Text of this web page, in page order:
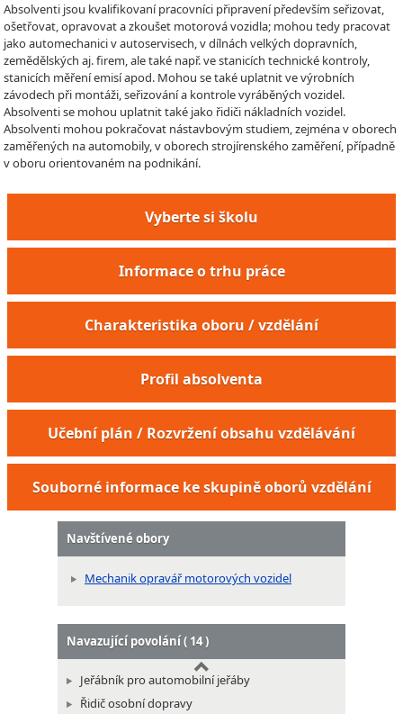
Absolventi jsou kvalifikovaní pracovníci připravení především seřizovat,
ošetřovat, opravovat a zkoušet motorová vozidla; mohou tedy pracovat
jako automechanici v autoservisech, v dílnách velkých dopravních,
zemědělských aj. firem, ale také např. ve stanicích technické kontroly,
stanicích měření emisí apod. Mohou se také uplatnit ve výrobních
závodech při montáži, seřizování a kontrole vyráběných vozidel.
Absolventi se mohou uplatnit také jako řidiči nákladních vozidel.
Absolventi mohou pokračovat nástavbovým studiem, zejména v oborech
zaměřených na automobily, v oborech strojírenského zaměření, případně
v oboru orientovaném na podnikání.
Vyberte si školu
Informace o trhu práce
Charakteristika oboru / vzdělání
Profil absolventa
Učební plán / Rozvržení obsahu vzdělávání
Souborné informace ke skupině oborů vzdělání
Navštívené obory
Mechanik opravář motorových vozidel
Navazující povolání ( 14 )
Mechanik osobních vozidel
Mechanik pneuservisu
Servisní technik klimatizace osobních
Mechanik motorových lokomotiv
Jeřábník pro automobilní jeřáby
Řidič osobní dopravy